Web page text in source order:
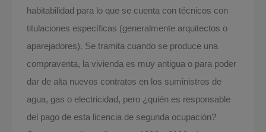
habitabilidad para lo que se cuenta con técnicos con
titulaciones específicas (generalmente arquitectos o
aparejadores). Se tramita cuando se produce una
compraventa, la vivienda es muy antigua o para poder
dar de alta nuevos contratos en los suministros de
agua, gas o electricidad, pero ¿quién es responsable
del pago de esta licencia de segunda ocupación?